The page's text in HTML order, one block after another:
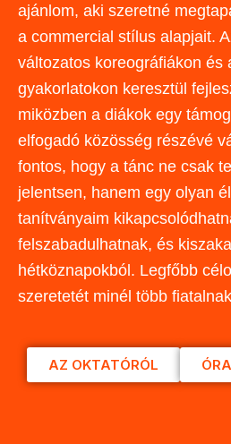
ajánlom, aki szeretné
a commercial stílus alapjait.
változatos koreográfiákon és
gyakorlatokon keresztül
miközben a diákok egy
elfogadó közösség részévé
fontos, hogy a tánc ne csak
jelentsen, hanem egy olyan
tanítványaim
felszabadulhatnak, és
hétköznapokból. Legfőbb
szeretetét minél több
AZ OKTATÓRÓL